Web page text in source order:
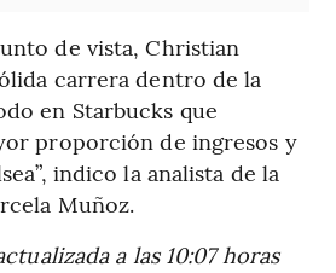
de vista, Christian
carrera dentro de la
en Starbucks que
proporción de ingresos y
indico la analista de la
Muñoz.
a las 10:07 horas